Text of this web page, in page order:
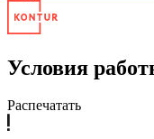
Условия
Распечатать